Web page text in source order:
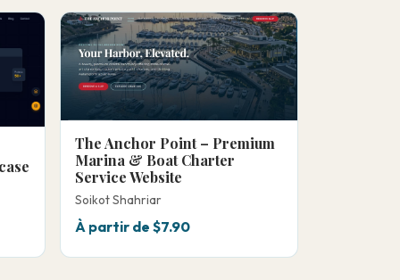
The Anchor Point – Premium
Marina & Boat Charter
Service Website
Soikot Shahriar
À partir de $7.90